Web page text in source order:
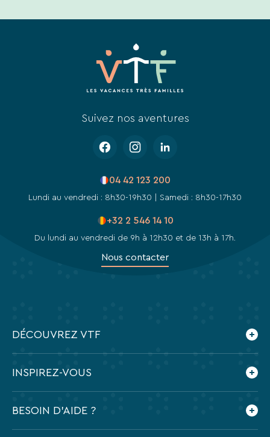
Suivez nos aventures
04 42 123 200
Lundi au vendredi : 8h30-19h30 | Samedi : 8h30-17h30
+32 2 546 14 10
Du lundi au vendredi de 9h à 12h30 et de 13h à 17h.
Nous contacter
DÉCOUVREZ VTF
Nos agences
INSPIREZ-VOUS
BESOIN D'AIDE ?